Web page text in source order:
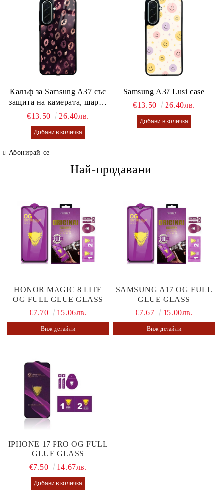
Калъф за Samsung A37 със
защита на камерата, шарен
калъф Lusi case
€13.50 26.40лв.
Samsung A37 Lusi case
€13.50
26.40лв.
Абонирай се
Най-продавани
HONOR MAGIC 8 LITE
OG FULL GLUE GLASS
€7.70
15.06лв.
Виж детайли
SAMSUNG A17 OG FULL
GLUE GLASS
€7.67
15.00лв.
Виж детайли
IPHONE 17 PRO OG FULL
GLUE GLASS
€7.50
14.67лв.